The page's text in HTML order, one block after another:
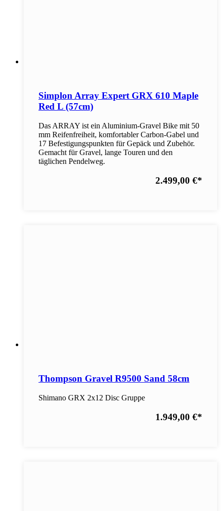
Simplon Array Expert GRX 610 Maple
Red L (57cm)
Das ARRAY ist ein Aluminium-Gravel Bike mit 50
mm Reifenfreiheit, komfortabler Carbon-Gabel und
17 Befestigungspunkten für Gepäck und Zubehör.
Gemacht für Gravel, lange Touren und den
täglichen Pendelweg.
2.499,00 €*
Thompson Gravel R9500 Sand 58cm
Shimano GRX 2x12 Disc Gruppe
1.949,00 €*